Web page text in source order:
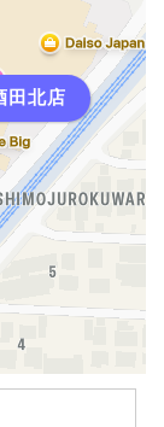
田北店